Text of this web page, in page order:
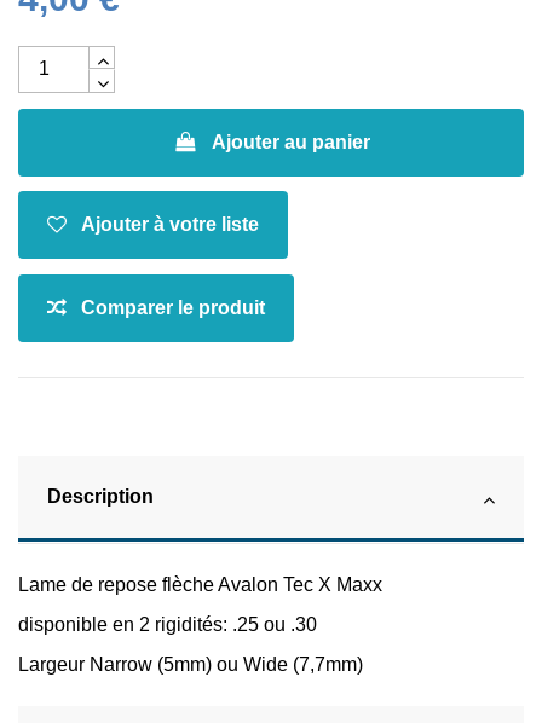
Ajouter au panier
Description
Lame de repose flèche Avalon Tec X Maxx
disponible en 2 rigidités: .25 ou .30
Largeur Narrow (5mm) ou Wide (7,7mm)